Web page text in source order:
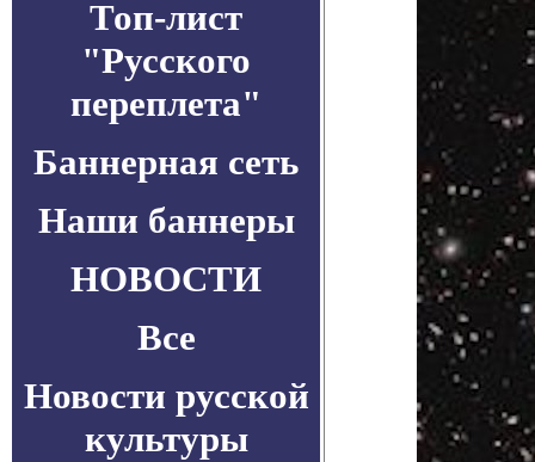
Топ-лист
"Русского
переплета"
Баннерная сеть
Наши баннеры
НОВОСТИ
Все
Новости русской
культуры